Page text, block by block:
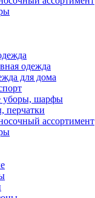
одежда
для дома
уборы, шарфы
перчатки
ассортимент